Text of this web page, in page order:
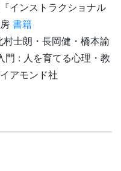
インストラクショナル
書籍
士朗・長岡健・橋本諭
: 人を育てる心理・教
アモンド社